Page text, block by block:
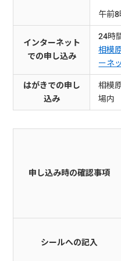
午前
インターネット
での申し込み
24時
相模
ーネ
はがきでの申し
込み
相模
場内
申し込み時の確認事項
シールへの記入